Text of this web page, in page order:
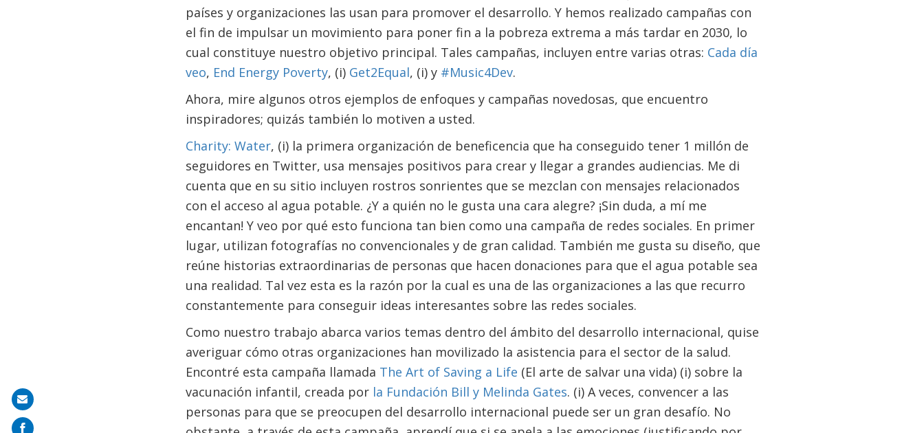
países y organizaciones las usan para promover el desarrollo. Y hemos realizado campañas con
el fin de impulsar un movimiento para poner fin a la pobreza extrema a más tardar en 2030, lo
cual constituye nuestro objetivo principal. Tales campañas, incluyen entre varias otras: Cada día
veo, End Energy Poverty, (i) Get2Equal, (i) y #Music4Dev.
Ahora, mire algunos otros ejemplos de enfoques y campañas novedosas, que encuentro
inspiradores; quizás también lo motiven a usted.
Charity: Water, (i) la primera organización de beneficencia que ha conseguido tener 1 millón de
seguidores en Twitter, usa mensajes positivos para crear y llegar a grandes audiencias. Me di
cuenta que en su sitio incluyen rostros sonrientes que se mezclan con mensajes relacionados
con el acceso al agua potable. ¿Y a quién no le gusta una cara alegre? ¡Sin duda, a mí me
encantan! Y veo por qué esto funciona tan bien como una campaña de redes sociales. En primer
lugar, utilizan fotografías no convencionales y de gran calidad. También me gusta su diseño, que
reúne historias extraordinarias de personas que hacen donaciones para que el agua potable sea
una realidad. Tal vez esta es la razón por la cual es una de las organizaciones a las que recurro
constantemente para conseguir ideas interesantes sobre las redes sociales.
Como nuestro trabajo abarca varios temas dentro del ámbito del desarrollo internacional, quise
averiguar cómo otras organizaciones han movilizado la asistencia para el sector de la salud.
Encontré esta campaña llamada The Art of Saving a Life (El arte de salvar una vida) (i) sobre la
vacunación infantil, creada por la Fundación Bill y Melinda Gates. (i) A veces, convencer a las
personas para que se preocupen del desarrollo internacional puede ser un gran desafío. No
Share
on